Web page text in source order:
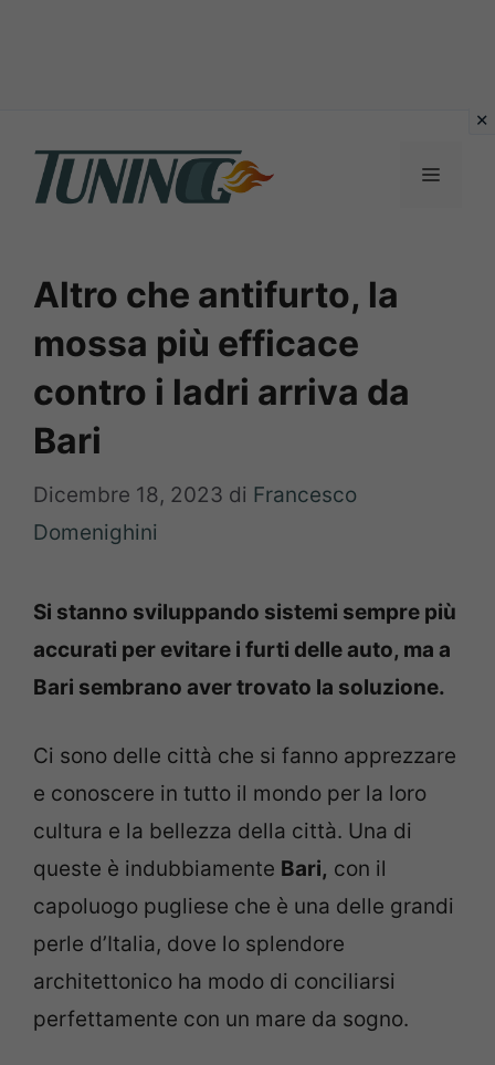
contenuto
Menu
Altro che antifurto, la
mossa più efficace
contro i ladri arriva da
Bari
Dicembre 18, 2023 di Francesco
Domenighini
Si stanno sviluppando sistemi sempre più
accurati per evitare i furti delle auto, ma a
Bari sembrano aver trovato la soluzione.
Ci sono delle città che si fanno apprezzare
e conoscere in tutto il mondo per la loro
cultura e la bellezza della città. Una di
queste è indubbiamente Bari, con il
capoluogo pugliese che è una delle grandi
perle d’Italia, dove lo splendore
architettonico ha modo di conciliarsi
perfettamente con un mare da sogno.